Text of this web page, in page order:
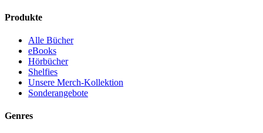
Produkte
Alle Bücher
eBooks
Hörbücher
Shelfies
Unsere Merch-Kollektion
Sonderangebote
Genres